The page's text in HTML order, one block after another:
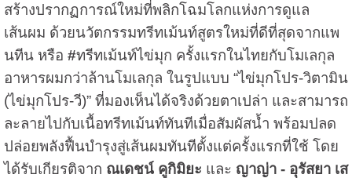
สร้างปรากฏการณ์ใหม่ที่พลิกโฉมโลกแห่งการดูแล
เส้นผม ด้วยนวัตกรรมทรีทเม้นท์สูตรใหม่ที่ดีที่สุดจากแพ
นทีน หรือ #ทรีทเม้นท์ไข่มุก ครั้งแรกในไทยกับโมเลกุล
อาหารผมกว่าล้านโมเลกุล ในรูปแบบ “ไข่มุกโปร-วิตามิน
(ไข่มุกโปร-วี)” ที่มองเห็นได้จริงด้วยตาเปล่า และสามารถ
ละลายไปกับเนื้อทรีทเม้นท์ทันทีเมื่อสัมผัสน้ำ พร้อมปลด
ปล่อยพลังฟื้นบำรุงสู่เส้นผมทันทีตั้งแต่ครั้งแรกที่ใช้ โดย
ได้รับเกียรติจาก ณเดชน์ คูกิมิยะ และ ญาญ่า - อุรัสยา เส